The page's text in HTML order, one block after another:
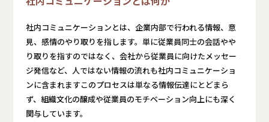
社内コミュニケーションとは、企業内部で行われる情報、意
見、感情のやり取りを指します。単に従業員同士の会話やや
り取りを指すのではなく、会社から従業員に向けたメッセー
ジ発信など、人ではない情報の流れも社内コミュニケーショ
ンに含まれますこのプロセスは単なる情報伝達にとどまら
ず、組織文化の醸成や従業員のモチベーション向上にも深く
関与しています。